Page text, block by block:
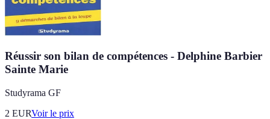
Réussir son bilan de compétences - Delphine Barbier
Sainte Marie
Studyrama GF
2 EURVoir le prix